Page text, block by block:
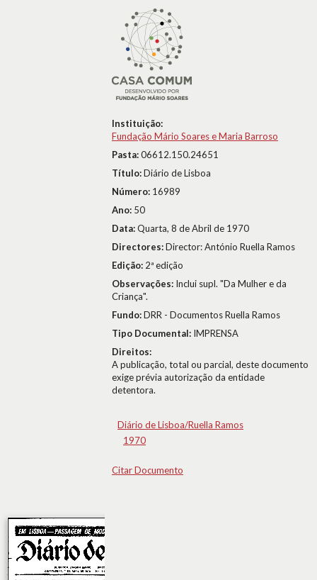
Instituição:
Fundação Mário Soares e Maria Barroso
Pasta:06612.150.24651
Título:Diário de Lisboa
Número: 16989
Ano: 50
Data:Quarta, 8 de Abril de 1970
Directores:Director: António Ruella Ramos
Edição: 2ª edição
Observações: Inclui supl. "Da Mulher e da
Criança".
Fundo:DRR - Documentos Ruella Ramos
Tipo Documental: IMPRENSA
Direitos:
A publicação, total ou parcial, deste documento
exige prévia autorização da entidade
detentora.
Diário de Lisboa/Ruella Ramos
1970
Citar Documento